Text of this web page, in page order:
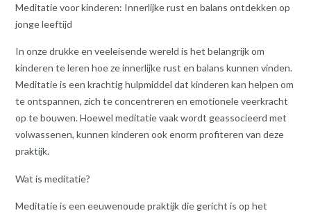
Meditatie voor kinderen: Innerlijke rust en balans ontdekken op
jonge leeftijd
In onze drukke en veeleisende wereld is het belangrijk om
kinderen te leren hoe ze innerlijke rust en balans kunnen vinden.
Meditatie is een krachtig hulpmiddel dat kinderen kan helpen om
te ontspannen, zich te concentreren en emotionele veerkracht
op te bouwen. Hoewel meditatie vaak wordt geassocieerd met
volwassenen, kunnen kinderen ook enorm profiteren van deze
praktijk.
Wat is meditatie?
Meditatie is een eeuwenoude praktijk die gericht is op het